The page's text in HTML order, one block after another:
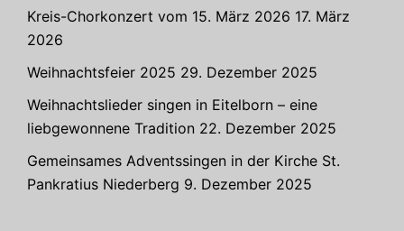
Kreis-Chorkonzert vom 15. März 2026 17. März
2026
Weihnachtsfeier 2025 29. Dezember 2025
Weihnachtslieder singen in Eitelborn – eine
liebgewonnene Tradition 22. Dezember 2025
Gemeinsames Adventssingen in der Kirche St.
Pankratius Niederberg 9. Dezember 2025